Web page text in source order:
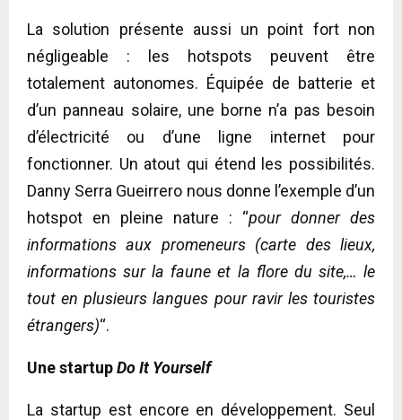
La solution présente aussi un point fort non
négligeable : les hotspots peuvent être
totalement autonomes. Équipée de batterie et
d’un panneau solaire, une borne n’a pas besoin
d’électricité ou d’une ligne internet pour
fonctionner. Un atout qui étend les possibilités.
Danny Serra Gueirrero nous donne l’exemple d’un
hotspot en pleine nature : “pour donner des
informations aux promeneurs (carte des lieux,
informations sur la faune et la flore du site,… le
tout en plusieurs langues pour ravir les touristes
étrangers)“.
Une startupDo It Yourself
La startup est encore en développement. Seul